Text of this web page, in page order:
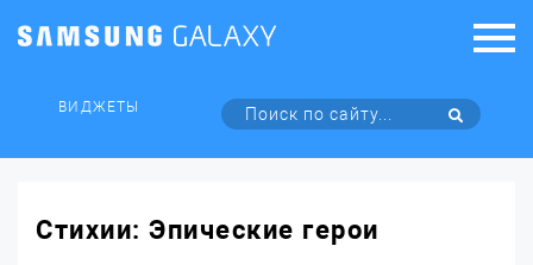
ВИДЖЕТЫ
Стихии: Эпические герои